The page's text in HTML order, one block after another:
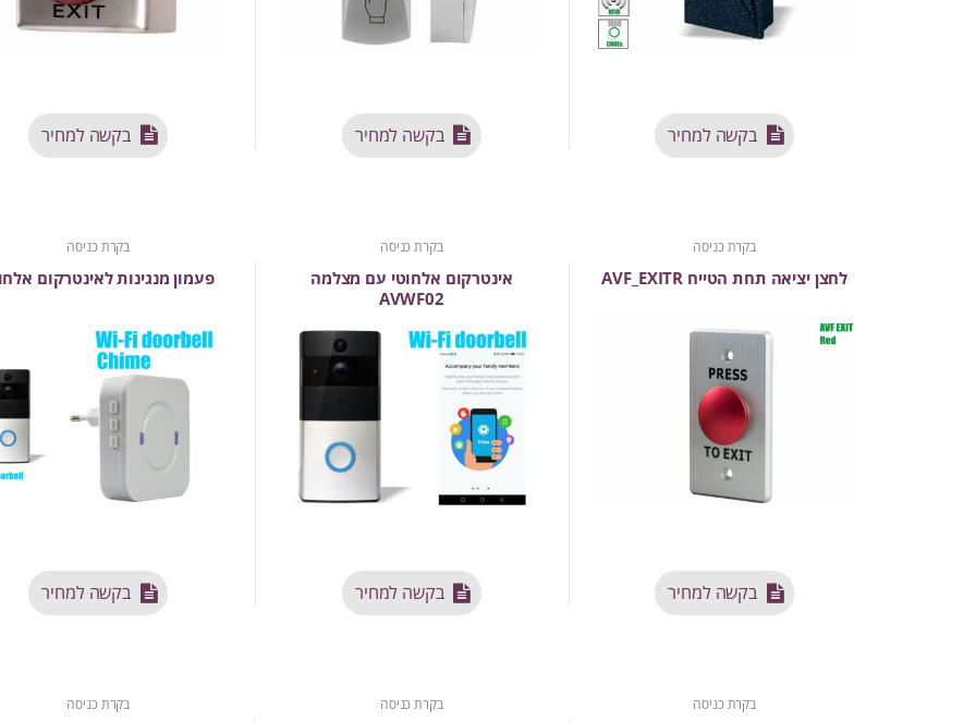
בקשה למחיר בקשה למחיר בקשה למחיר
בקרת כניסה
לחצן יציאה תחת הטייח AVF_EXITR
בקשה למחיר
בקרת כניסה
אינטרקום אלחוטי עם מצלמה
AVWF02
בקשה למחיר
בקרת כניסה
פעמון מנגינות לאינטרקום
בקשה למחיר
בקרת כניסה בקרת כניסה בקרת כניסה